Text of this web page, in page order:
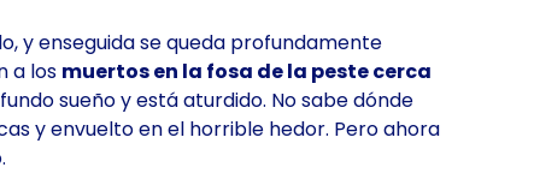
y enseguida se queda profundamente
a los muertos en la fosa de la peste cerca
sueño y está aturdido. No sabe dónde
y envuelto en el horrible hedor. Pero ahora